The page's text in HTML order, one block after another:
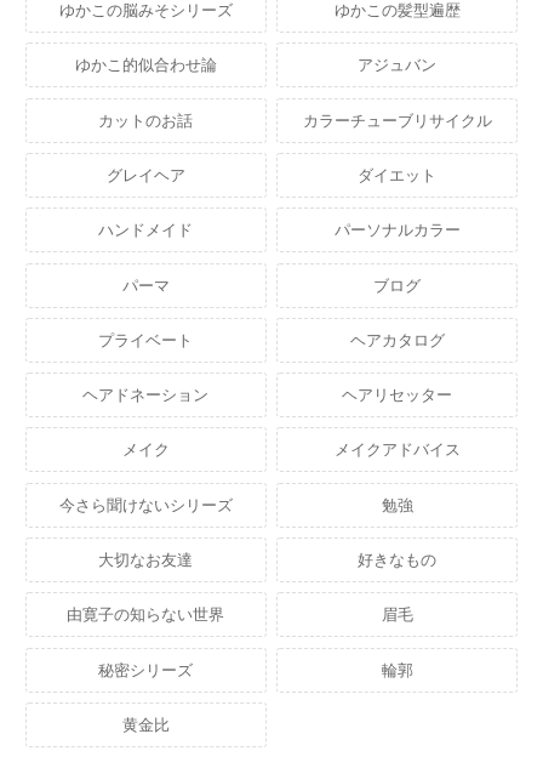
ゆかこの脳みそシリーズ ゆかこの髪型遍歴
ゆかこ的似合わせ論 アジュバン
カットのお話 カラーチューブリサイクル
グレイヘア ダイエット
ハンドメイド パーソナルカラー
パーマ ブログ
プライベート ヘアカタログ
ヘアドネーション ヘアリセッター
メイク メイクアドバイス
今さら聞けないシリーズ 勉強
大切なお友達 好きなもの
由寛子の知らない世界 眉毛
秘密シリーズ 輪郭
黄金比